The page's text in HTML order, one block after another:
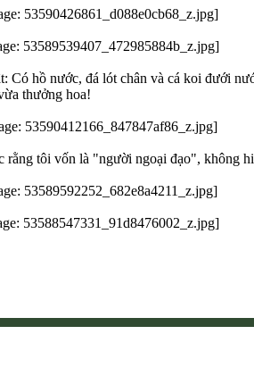
Có hồ nước, đá lót chân và cá koi đưới
thưởng hoa!
tôi vốn là "người ngoại đạo", không